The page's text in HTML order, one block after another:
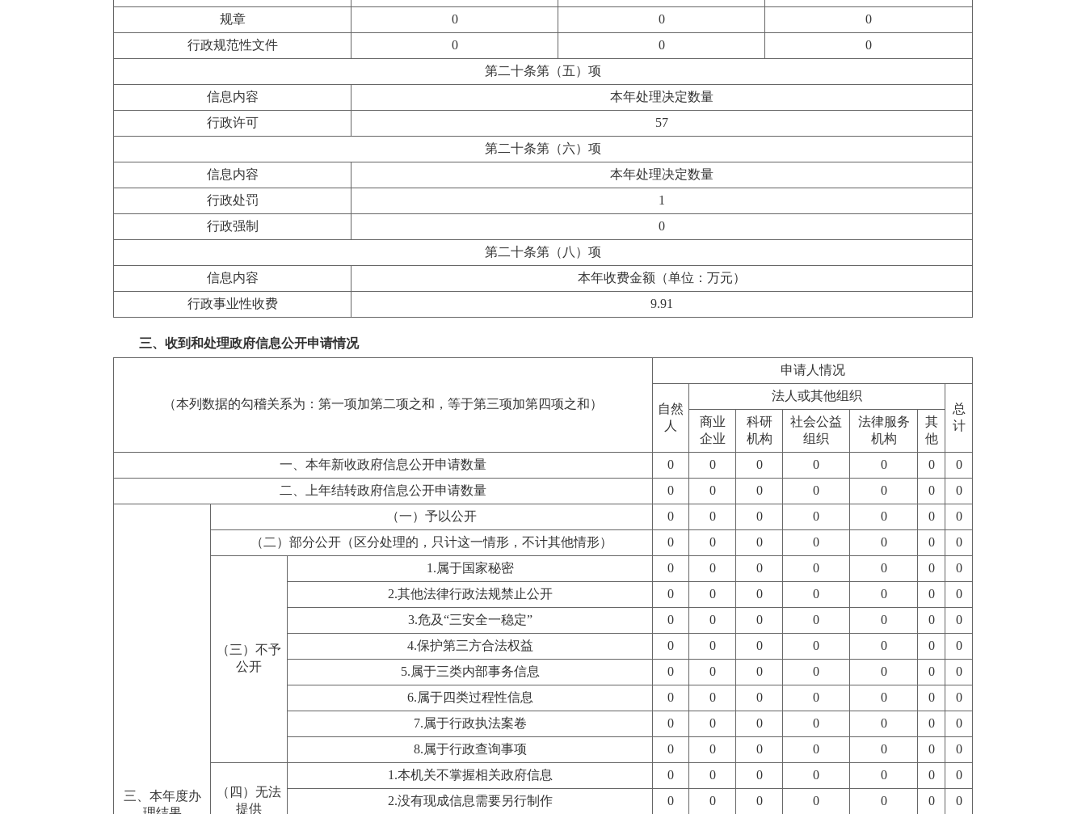
规章
0 0
0
行政规范性文件
0 0
0
第二十条第（五）项
信息内容
本年处理决定数量
行政许可
57
第二十条第（六）项
信息内容
本年处理决定数量
行政处罚
1
行政强制
0
第二十条第（八）项
信息内容
本年收费金额（单位：万元）
行政事业性收费
9.91
三、收到和处理政府信息公开申请情况
（本列数据的勾稽关系为：第一项加第二项之和，等于第三项加第四项之和）
申请人情况
自然
人
法人或其他组织
总
计
商业
企业
科研
机构
社会公益
组织
法律服务
机构
其
他
一、本年新收政府信息公开申请数量
0 0 0 0 0 0
0
二、上年结转政府信息公开申请数量
0 0 0 0 0 0 0
三、本年度办
（一）予以公开 0 0 0 0 0 0
0
（二）部分公开（区分处理的，只计这一情形，不计其他情形）
0 0 0 0 0 0 0
（三）不予
公开
1.属于国家秘密 0 0 0 0 0 0
0
2.其他法律行政法规禁止公开
0 0 0 0 0 0
0
3.危及“三安全一稳定”
0 0 0 0 0 0
0
4.保护第三方合法权益
0 0 0 0 0 0
0
5.属于三类内部事务信息
0 0 0 0 0 0
0
6.属于四类过程性信息
0 0 0 0 0 0
0
7.属于行政执法案卷
0 0 0 0 0 0
0
8.属于行政查询事项
0 0 0 0 0 0 0
（四）无法
提供
1.本机关不掌握相关政府信息 0 0 0 0 0 0
0
2.没有现成信息需要另行制作
0 0 0 0 0 0
0